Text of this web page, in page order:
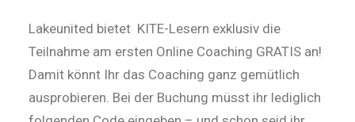
Lakeunited bietet KITE-Lesern exklusiv die
Teilnahme am ersten Online Coaching GRATIS an!
Damit könnt Ihr das Coaching ganz gemütlich
ausprobieren. Bei der Buchung müsst ihr lediglich